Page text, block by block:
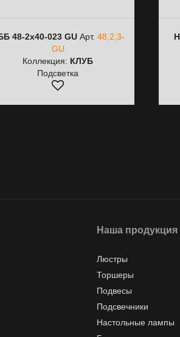
48-2х40-023 GUАрт. 48,2,3-
GU
Коллекция: КЛУБ
Подсветка
Наша продукция
Люстры
Торшеры
Подвесы
Подсвечники
Настольные лампы